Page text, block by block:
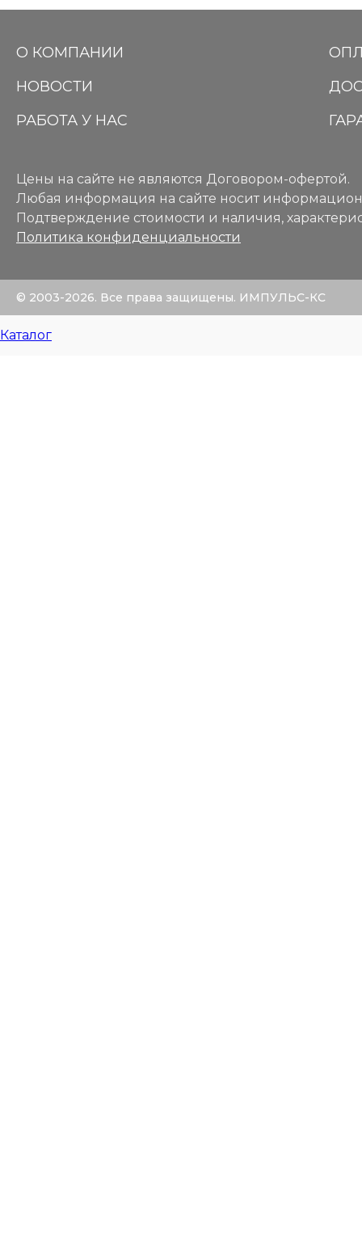
О КОМПАНИИ
НОВОСТИ
РАБОТА У НАС
Цены на сайте не являются Договором-офертой.
Любая информация на сайте носит
Подтверждение стоимости и наличия,
Политика конфиденциальности
© 2003-2026. Все права защищены. ИМПУЛЬС-КС
Каталог